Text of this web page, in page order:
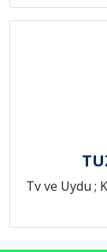
Tv ve Uydu ;